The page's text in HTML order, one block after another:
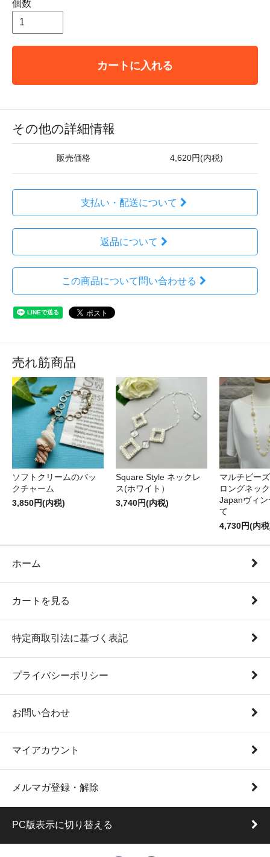
個数
カートに入れる
その他の詳細情報
販売価格 4,620円(内税)
支払い・配送について
返品について
この商品について問い合わせる
売れ筋商品
ソフトクリームのバッ
クチャーム
3,850円(内税)
Square Style ネックレ
ス(ホワイト）
3,740円(内税)
マルチビー
ロングネッ
Japanヴィ
て
4,730円(内
ホーム
カートを見る
特定商取引法に基づく表記
プライバシーポリシー
お問い合わせ
マイアカウント
メルマガ登録・解除
PC版表示に切り替える